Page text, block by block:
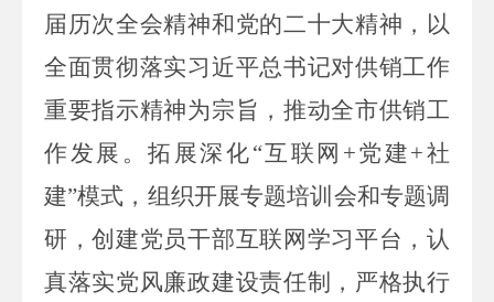
届 历次全会精神和党的二十大精神 ，以
全面贯彻落实习近平总书记对供销工作
重要指示精神为宗旨，推动全市供销工
作发展。拓展深化“互联网 +党建+社
建”模式，组织开展专题培训会和专题调
研，创建党员干部互联网学习平台，认
真落实党风廉政建设责任制，严格执行